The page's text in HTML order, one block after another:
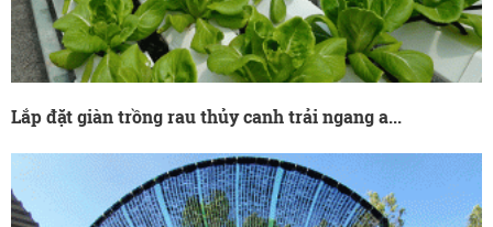
Lắp đặt giàn trồng rau thủy canh trải ngang a...